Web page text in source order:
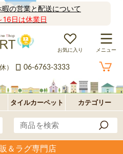
暇の営業と配送について
16日は休業日
お気に入り メニュー
） 06-6763-3333
タイルカーペット カテゴリー
ペ
ッ
グ
フ
ロ
パ
＆ラグ専門店